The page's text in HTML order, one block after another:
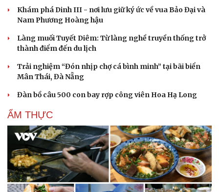
Cải chính
Khám phá Dinh III - nơi lưu giữ ký ức về vua Bảo Đại và
Nam Phương Hoàng hậu
Làng muối Tuyết Diêm: Từ làng nghề truyền thống trở
thành điểm đến du lịch
Trải nghiệm “Đón nhịp chợ cá bình minh” tại bãi biển
Mân Thái, Đà Nẵng
Đàn bồ câu 500 con bay rợp công viên Hoa Hạ Long
ẨM THỰC